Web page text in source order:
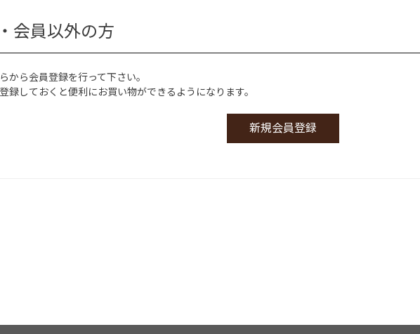
会員以外の方
から会員登録を行って下さい。
録しておくと便利にお買い物ができるようになります。